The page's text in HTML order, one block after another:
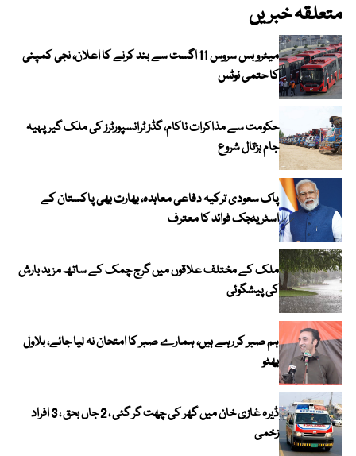
متعلقہ خبریں
میٹرو بس سروس 11 اگست سے بند کرنے کا اعلان، نجی کمپنی
کا حتمی نوٹس
حکومت سے مذاکرات ناکام، گڈز ٹرانسپورٹرز کی ملک گیر پہیہ
جام ہڑتال شروع
پاک سعودی ترکیہ دفاعی معاہدہ، بھارت بھی پاکستان کے
اسٹریٹجک فوائد کا معترف
ملک کے مختلف علاقوں میں گرج چمک کے ساتھ مزید بارش
کی پیشگوئی
ہم صبر کر رہے ہیں، ہمارے صبر کا امتحان نہ لیا جائے، بلاول
بھٹو
ڈیرہ غازی خان میں گھر کی چھت گر گئی ، 2 جاں بحق ، 3 افراد
زخمی